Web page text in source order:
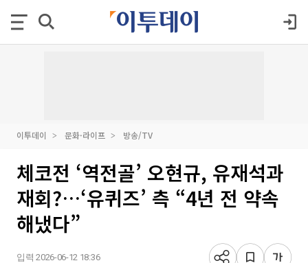
이투데이 문화·라이프 방송/TV
체코전 ‘역전골’ 오현규, 유재석과
재회?…‘유퀴즈’ 측 “4년 전 약속
해냈다”
입력 2026-06-12 18:36